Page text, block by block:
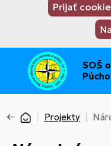
Prijať
SOŠ
Projekty